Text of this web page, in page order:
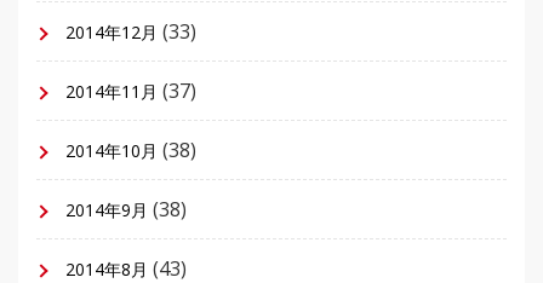
2014年12月 (33)
2014年11月 (37)
2014年10月 (38)
2014年9月 (38)
2014年8月 (43)